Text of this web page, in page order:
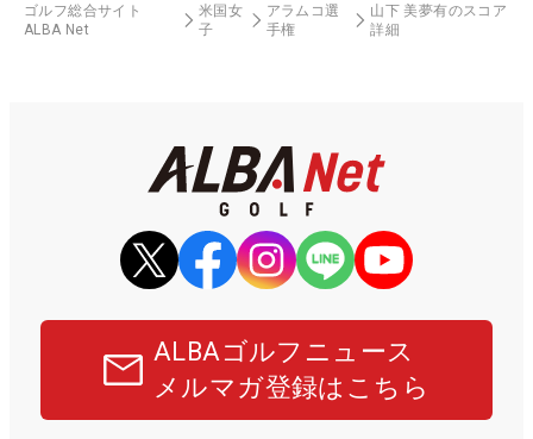
ゴルフ総合サイト
ALBA Net
米国女
子
アラムコ選
手権
山下 美夢有のスコア
詳細
ALBAゴルフニュース
メルマガ登録はこちら